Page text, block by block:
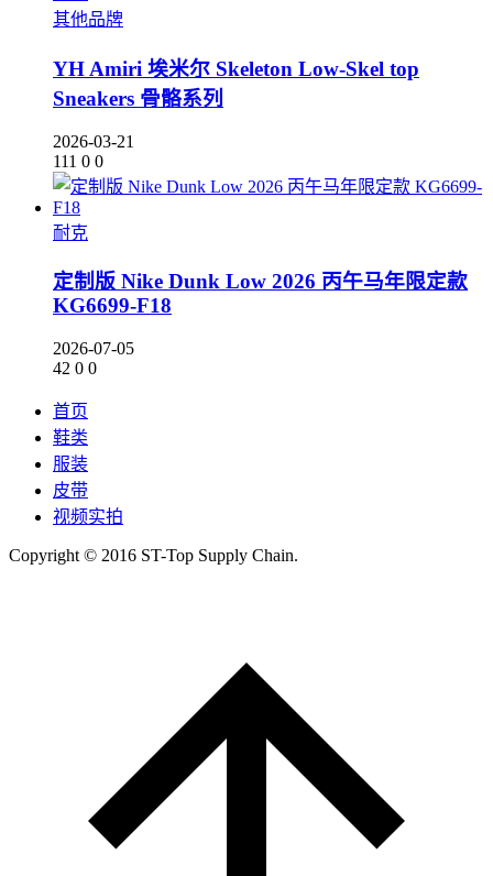
其他品牌
YH Amiri 埃米尔 Skeleton Low-Skel top
Sneakers 骨骼系列
2026-03-21
111 0 0
耐克
定制版 Nike Dunk Low 2026 丙午马年限定款
KG6699-F18
2026-07-05
42 0 0
首页
鞋类
服装
皮带
视频实拍
Copyright © 2016 ST-Top Supply Chain.